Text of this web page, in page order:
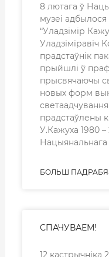
8 лютага ў
музеі
“Уладзімір
Уладзіміравіч
прадстаўнік
прыйшлі ў
прысвячаючы
новых форм
прадстаўлены
У.Кажуха 1980 –
Нацыянальнага
БОЛЬШ
СПАЧУВАЕМ!
12 кастрычніка